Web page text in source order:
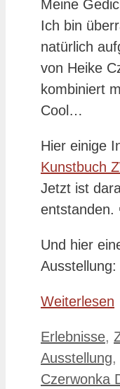
Meine
Ich bin
natürlich
von Heike
kombiniert
Cool…
Hier einige
Kunstbuch
Jetzt ist
entstanden.
Und hier
Ausstellung:
Weiterlesen
Kategorien
Erlebnisse,
Ausstellung,
Czerwonka